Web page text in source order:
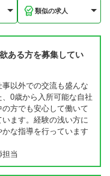
類似の求人
ある方を募集してい
以外での交流も盛んな
0歳から入所可能な自社
方でも安心して働いて
ます。経験の浅い方に
な指導を行っています
当